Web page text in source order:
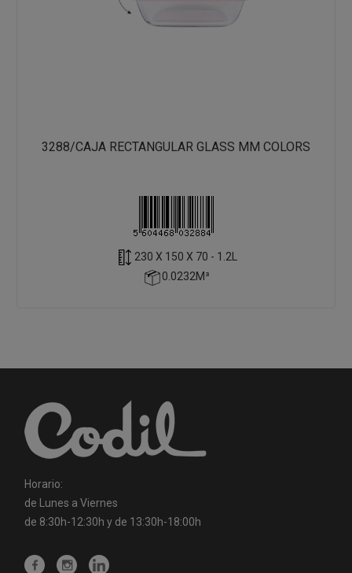
3288/CAJA RECTANGULAR GLASS MM COLORS
230 X 150 X 70 - 1.2L
0.0232M³
Horario:
de Lunes a Viernes
de 8:30h-12:30h y de 13:30h-18:00h